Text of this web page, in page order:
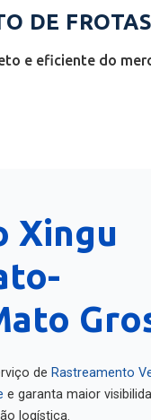
DE
e eficiente do
Xingu
de Rastreamento
e garanta maior
logística.